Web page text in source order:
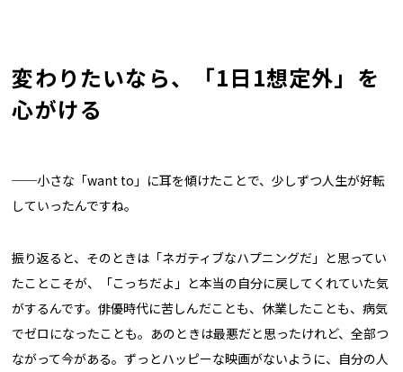
変わりたいなら、「1日1想定外」を
心がける
──小さな「want to」に耳を傾けたことで、少しずつ人生が好転
していったんですね。
振り返ると、そのときは「ネガティブなハプニングだ」と思ってい
たことこそが、「こっちだよ」と本当の自分に戻してくれていた気
がするんです。俳優時代に苦しんだことも、休業したことも、病気
でゼロになったことも。あのときは最悪だと思ったけれど、全部つ
ながって今がある。ずっとハッピーな映画がないように、自分の人